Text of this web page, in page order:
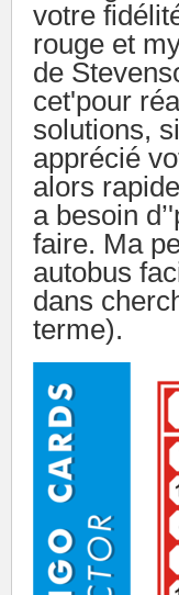
votre
rouge et
de
cet'pour
solutions,
apprécié
alors
a besoin
faire. Ma
autobus
dans
terme).